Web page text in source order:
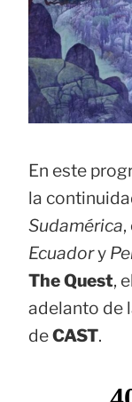
En este
la
Sudamérica
Ecuadory
The Quest,
adelanto de
deCAST.